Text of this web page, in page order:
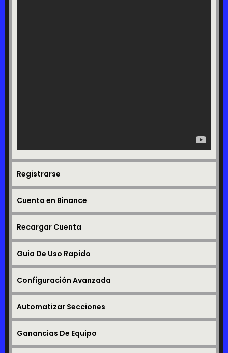
Registrarse
Cuenta en Binance
Recargar Cuenta
Guia De Uso Rapido
Configuración Avanzada
Automatizar Secciones
Ganancias De Equipo